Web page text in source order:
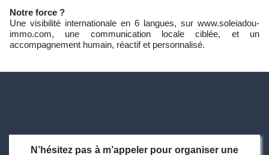
Notre force ?
Une visibilité internationale en 6 langues, sur www.soleiadou-
immo.com, une communication locale ciblée, et un
accompagnement humain, réactif et personnalisé.
N’hésitez pas à m’appeler pour organiser une